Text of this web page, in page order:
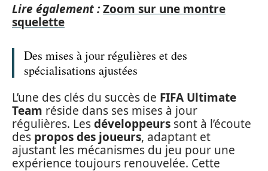
Lire également :Zoom sur une montre
squelette
Des mises à jour régulières et des
spécialisations ajustées
L’une des clés du succès de FIFA Ultimate
Team réside dans ses mises à jour
régulières. Lesdéveloppeurs sont à l’écoute
des propos des joueurs, adaptant et
ajustant les mécanismes du jeu pour une
expérience toujours renouvelée. Cette